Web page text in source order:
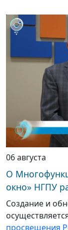
06 августа
О
окно» НГПУ
Создание и
просвещения